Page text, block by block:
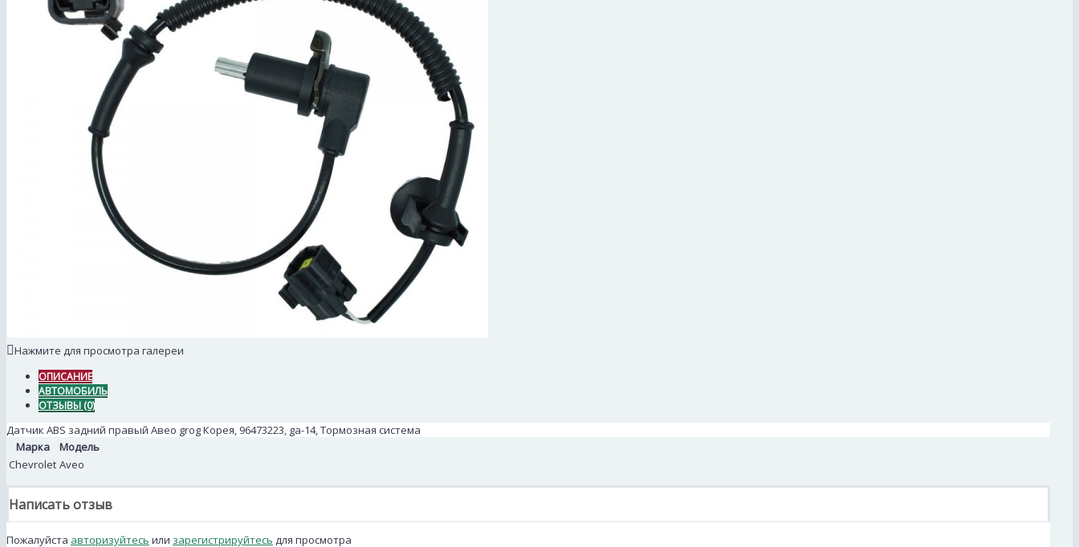
Нажмите для просмотра галереи
ОПИСАНИЕ
АВТОМОБИЛЬ
ОТЗЫВЫ (0)
Датчик АBS задний правый Авео grog Корея, 96473223, ga-14, Тормозная система
Марка
Модель
Chevrolet Aveo
Написать отзыв
Пожалуйста авторизуйтесь или зарегистрируйтесь для просмотра